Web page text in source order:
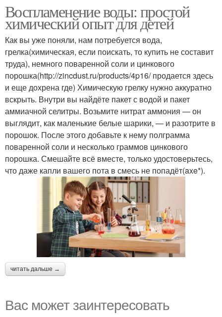
Опыты с детьми Химические реакции
„химические опыты Химические реагенты
Воспламенение воды: простой
химический опыт для детей
Как вы уже поняли, нам потребуется вода,
грелка(химическая, если поискать, то купить не составит
труда), немного поваренной соли и цинкового
порошка(http://zincdust.ru/products/4p16/ продается здесь
и еще дохрена где) Химическую грелку нужно аккуратно
вскрыть. Внутри вы найдёте пакет с водой и пакет
аммиачной селитры. Возьмите нитрат аммония — он
выглядит, как маленькие белые шарики, — и разотрите в
порошок. После этого добавьте к нему полграмма
поваренной соли и несколько граммов цинкового
порошка. Смешайте всё вместе, только удостоверьтесь,
что даже капли вашего пота в смесь не попадёт(axe*).
читать дальше →
Вас может заинтересовать